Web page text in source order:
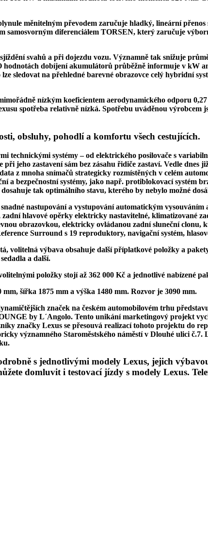
měnitelným převodem zaručuje hladký, lineární
samosvorným diferenciálem TORSEN, který zaručuje
svahů a při dojezdu vozu. Významně tak snižuje
hodnotách dobíjení akumulátorů průběžně informuje v kW
sledovat na přehledné barevné obrazovce celý hybridní
nízkým koeficientem aerodynamického odporu 0,27
spotřeba relativně nízká. Spotřebu uváděnou výrobcem
obsluhy, pohodlí a komfortu všech cestujících.
technickými systémy – od elektrického posilovače s
při jeho zastavení sám bez zásahu řidiče zastaví. Vedle
z mnoha snímačů strategicky rozmístěných v celém
a bezpečnostní systémy, jako např. protiblokovací
tak optimálního stavu, kterého by nebylo možné
nastupování a vystupování automatickým
hlavové opěrky elektricky nastavitelné, klimatizované
obrazovkou, elektricky ovládanou zadní sluneční clonu,
Surround s 19 reproduktory, navigační systém,
volitelná výbava obsahuje další příplatkové položky a
a další.
položky stojí až 362 000 Kč a jednotlivé nabízené
mm, šířka 1875 mm a výška 1480 mm. Rozvor je 3090 mm.
značek na českém automobilovém trhu
by L´Angolo. Tento unikání marketingový projekt
značky Lexus se přesouvá realizací tohoto projektu do
významného Staroměstského náměstí v Dlouhé ulici
s jednotlivými modely Lexus, jejich
domluvit i testovací jízdy s modely Lexus.